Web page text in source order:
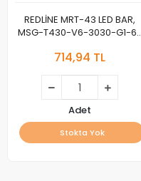
REDLİNE MRT-43 LED BAR,
MSG-T430-V6-3030-G1-6-
714,94 TL
Adet
Stokta Yok